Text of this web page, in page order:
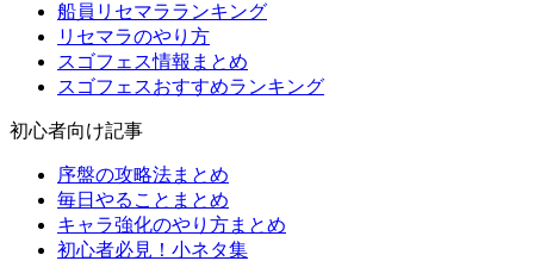
船員リセマラランキング
リセマラのやり方
スゴフェス情報まとめ
スゴフェスおすすめランキング
初心者向け記事
序盤の攻略法まとめ
毎日やることまとめ
キャラ強化のやり方まとめ
初心者必見！小ネタ集